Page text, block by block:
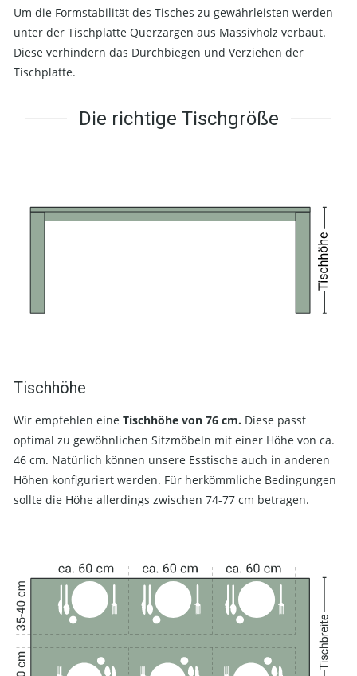
Um die Formstabilität des Tisches zu gewährleisten werden
unter der Tischplatte Querzargen aus Massivholz verbaut.
Diese verhindern das Durchbiegen und Verziehen der
Tischplatte.
Die richtige Tischgröße
Tischhöhe
Wir empfehlen eine Tischhöhe von 76 cm. Diese passt
optimal zu gewöhnlichen Sitzmöbeln mit einer Höhe von ca.
46 cm. Natürlich können unsere Esstische auch in anderen
Höhen konfiguriert werden. Für herkömmliche Bedingungen
sollte die Höhe allerdings zwischen 74-77 cm betragen.